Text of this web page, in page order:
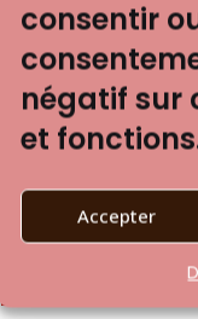
consentir
négatif sur
et
Accepter
Pauvreté